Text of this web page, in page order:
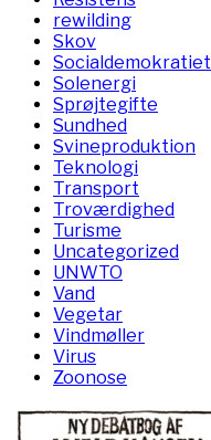
rewilding
Skov
Socialdemokratiet
Solenergi
Sprøjtegifte
Sundhed
Svineproduktion
Teknologi
Transport
Troværdighed
Turisme
Uncategorized
UNWTO
Vand
Vegetar
Vindmøller
Virus
Zoonose